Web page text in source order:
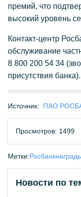
премий, что
высокий уровень
Контакт-центр
обслуживание
8 800 200 54 34
присутствия банка).
Источник: ПАО
Просмотров: 1499
Метки:Росбанк
Новости по